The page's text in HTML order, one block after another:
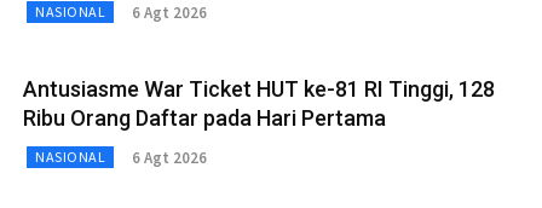
NASIONAL 6 Agt 2026
Antusiasme War Ticket HUT ke-81 RI Tinggi, 128
Ribu Orang Daftar pada Hari Pertama
NASIONAL 6 Agt 2026